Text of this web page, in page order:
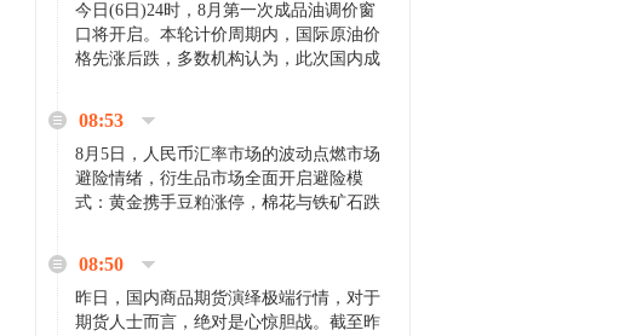
今日(6日)24时，8月第一次成品油调价窗
口将开启。本轮计价周期内，国际原油价
格先涨后跌，多数机构认为，此次国内成
08:53
8月5日，人民币汇率市场的波动点燃市场
避险情绪，衍生品市场全面开启避险模
式：黄金携手豆粕涨停，棉花与铁矿石跌
场来看，汇率波动...
08:50
昨日，国内商品期货演绎极端行情，对于
期货人士而言，绝对是心惊胆战。截至昨